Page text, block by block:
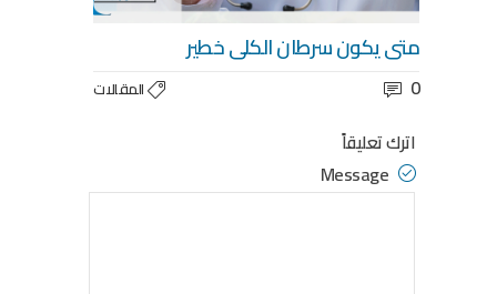
متى يكون سرطان الكلى خطير
المقالات
0
اترك تعليقاً
Message